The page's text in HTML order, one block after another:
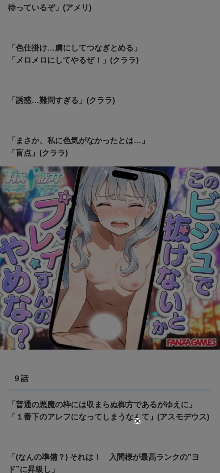
待っているぞ」(アメリ)
「色仕掛け…虜にしてつなぎとめる」
「メロメロにしてやるぜ！」(クララ)
「誘惑…難問すぎる」(クララ)
「まさか、私に色気がなかったとは…」
「盲点」(クララ)
９話
「普通の悪魔の枠には収まらぬ御方であるがゆえに」
「１番下のアレフになってしまうなんて」(アスモデウス)
「(なんの準備？) それは！ 入間様が最高ランクの”ヨ
ド”に昇級し」